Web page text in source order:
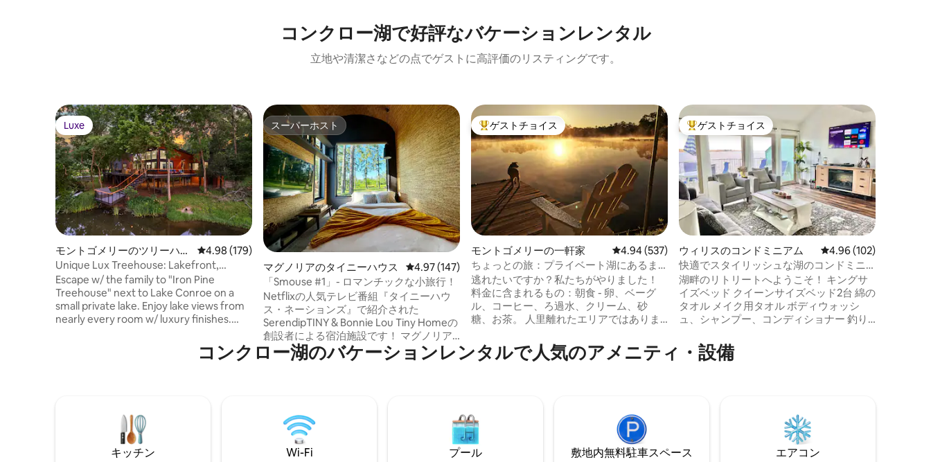
コンクロー湖で好評なバケーションレンタル
立地や清潔さなどの点でゲストに高評価のリスティングです。
Luxe
Luxe
モントゴメリーのツリーハウ
ス
レビュー179件、5つ星中4.98つ星の平均評価
4.98 (179)
Unique Lux Treehouse: Lakefront,
Gameroom, Kayaks
Escape w/ the family to "Iron Pine
Treehouse" next to Lake Conroe on a
small private lake. Enjoy lake views from
nearly every room w/ luxury finishes.
leaves overhead for a treehouse effect!
13 beds, sleeps 17 comfortably: 1 King, 2
full kitchen! Fish off the private dock |
Only 3 minutes to Lake Conroe public
boat ramp or boat rentals!
スーパーホスト
スーパーホスト
マグノリアのタイニーハウス レビュー147件、5つ星中4.97つ星の平均評価
4.97 (147)
「Smouse #1」- ロマンチックな小旅行！
Netflixの人気テレビ番組『タイニーハウ
ス・ネーションズ』で紹介された
SerendipTINY & Bonnie Lou Tiny Homeの
創設者による宿泊施設です！ マグノリア
タイニーホーム村のロマンチックな隠れ
家「Smouse」へようこそ。250平方フィ
ッド1台、フルキッチン付きのクイーンソ
ファベッド1台。 プロによる装飾と家具。
インスタ映えするお部屋です！グランピ
ングの世界を体験しましょう。 誰もがロ
大好評のゲストチョイスです。
ゲストチョイス
モントゴメリーの一軒家 レビュー537件、5つ星中4.94つ星の平均評価
4.94 (537)
ちょっとの旅：プライベート湖にあるま
るまる貸切の家！
逃れたいですか？私たちがやりました！
料金に含まれるもの：朝食 - 卵、ベーグ
ル、コーヒー、ろ過水、クリーム、砂
糖、お茶。 人里離れたエリアではありま
か？お持ちください！ボートアクセス、
近所のランプ場付き。 テキサス州モンゴ
火焼きグリル＆パドルボート！ * FIDOフ
レンドリー30ポンド未満、ペット1匹につ
き25ドルの料金がかかります。ESAペット
も同様です。私たちはすべてのペットが
大好評のゲストチョイスです。
ゲストチョイス
ウィリスのコンドミニアム レビュー102件、5つ
4.96 (102)
快適でスタイリッシュな湖のコンドミニ
アム：バルコニーから釣りができます。
湖畔のリトリートへようこそ！ キングサ
イズベッド クイーンサイズベッド2台 綿の
タオル メイク用タオル ボディウォッシ
ュ、シャンプー、コンディショナー 釣り
トとボール 5G無料Wi-Fi 50インチスマー
トテレビ、Roku Netflix付き（下階） 2階
幼児向けの食器、お皿、カップ 鍋/フライ
パン/ベーキングウェア キューリグ＆無料
のレギュラー/デカフェ/紅茶 ニンジャミ
キサー ステンレス製ナイフ 清潔な寝具
コンクロー湖のバケーションレンタルで人気のアメニティ・設備
キッチン Wi-Fi プール 敷地内無料駐⁠車ス⁠ペ⁠ー⁠ス エアコン